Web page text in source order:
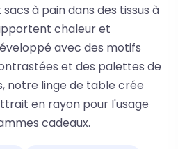
à pain dans des tissus à
chaleur et
avec des motifs
et des palettes de
notre linge de table crée
en rayon pour l'usage
cadeaux.